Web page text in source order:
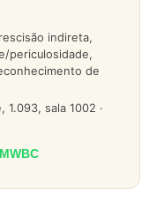
indireta,
periculosidade,
de
1.093, sala 1002 ·